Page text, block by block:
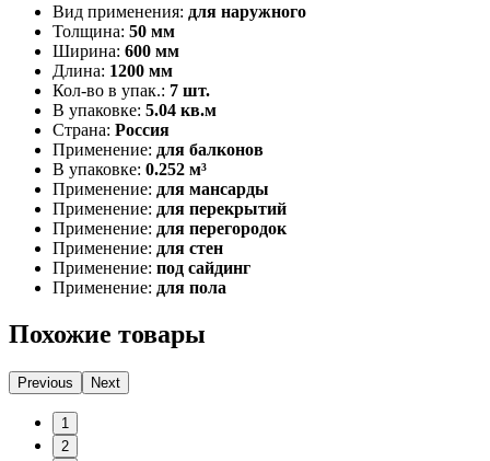
Вид применения: для наружного
Толщина: 50 мм
Ширина: 600 мм
Длина: 1200 мм
Кол-во в упак.: 7 шт.
В упаковке: 5.04 кв.м
Страна: Россия
Применение: для балконов
В упаковке: 0.252 м³
Применение: для мансарды
Применение: для перекрытий
Применение: для перегородок
Применение: для стен
Применение: под сайдинг
Применение: для пола
Похожие товары
Previous Next
1
2